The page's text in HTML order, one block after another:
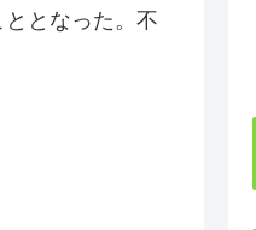
となった。不